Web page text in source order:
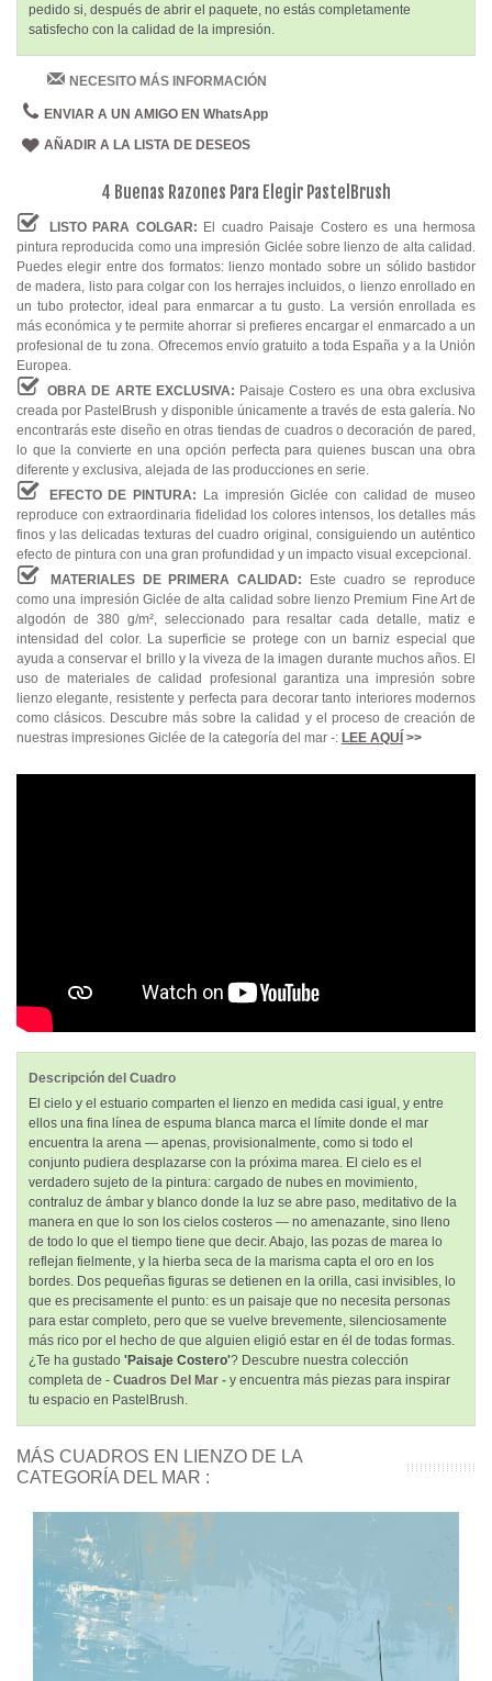
pedido si, después de abrir el paquete, no estás completamente
satisfecho con la calidad de la impresión.
NECESITO MÁS INFORMACIÓN
ENVIAR A UN AMIGO EN WhatsApp
AÑADIR A LA LISTA DE DESEOS
4 Buenas Razones Para Elegir PastelBrush
LISTO PARA COLGAR: El cuadro Paisaje Costero es una hermosa
pintura reproducida como una impresión Giclée sobre lienzo de alta calidad.
Puedes elegir entre dos formatos: lienzo montado sobre un sólido bastidor
de madera, listo para colgar con los herrajes incluidos, o lienzo enrollado en
un tubo protector, ideal para enmarcar a tu gusto. La versión enrollada es
más económica y te permite ahorrar si prefieres encargar el enmarcado a un
profesional de tu zona. Ofrecemos envío gratuito a toda España y a la Unión
Europea.
OBRA DE ARTE EXCLUSIVA: Paisaje Costero es una obra exclusiva
creada por PastelBrush y disponible únicamente a través de esta galería. No
encontrarás este diseño en otras tiendas de cuadros o decoración de pared,
lo que la convierte en una opción perfecta para quienes buscan una obra
diferente y exclusiva, alejada de las producciones en serie.
EFECTO DE PINTURA: La impresión Giclée con calidad de museo
reproduce con extraordinaria fidelidad los colores intensos, los detalles más
finos y las delicadas texturas del cuadro original, consiguiendo un auténtico
efecto de pintura con una gran profundidad y un impacto visual excepcional.
MATERIALES DE PRIMERA CALIDAD: Este cuadro se reproduce
como una impresión Giclée de alta calidad sobre lienzo Premium Fine Art de
algodón de 380 g/m², seleccionado para resaltar cada detalle, matiz e
intensidad del color. La superficie se protege con un barniz especial que
ayuda a conservar el brillo y la viveza de la imagen durante muchos años. El
uso de materiales de calidad profesional garantiza una impresión sobre
lienzo elegante, resistente y perfecta para decorar tanto interiores modernos
como clásicos. Descubre más sobre la calidad y el proceso de creación de
nuestras impresiones Giclée de la categoría del mar -: LEE AQUÍ >>
Descripción del Cuadro
El cielo y el estuario comparten el lienzo en medida casi igual, y entre
ellos una fina línea de espuma blanca marca el límite donde el mar
encuentra la arena — apenas, provisionalmente, como si todo el
conjunto pudiera desplazarse con la próxima marea. El cielo es el
verdadero sujeto de la pintura: cargado de nubes en movimiento,
contraluz de ámbar y blanco donde la luz se abre paso, meditativo de la
manera en que lo son los cielos costeros — no amenazante, sino lleno
de todo lo que el tiempo tiene que decir. Abajo, las pozas de marea lo
reflejan fielmente, y la hierba seca de la marisma capta el oro en los
bordes. Dos pequeñas figuras se detienen en la orilla, casi invisibles, lo
que es precisamente el punto: es un paisaje que no necesita personas
para estar completo, pero que se vuelve brevemente, silenciosamente
más rico por el hecho de que alguien eligió estar en él de todas formas.
¿Te ha gustado 'Paisaje Costero'? Descubre nuestra colección
completa de - Cuadros Del Mar - y encuentra más piezas para inspirar
tu espacio en PastelBrush.
MÁS CUADROS EN LIENZO DE LA
CATEGORÍA DEL MAR :